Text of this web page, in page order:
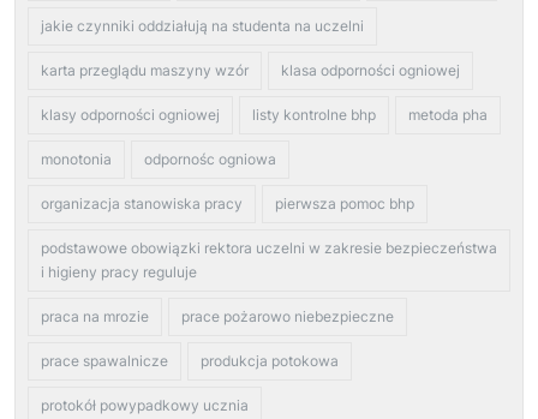
jakie czynniki oddziałują na studenta na uczelni
karta przeglądu maszyny wzór klasa odporności ogniowej
klasy odporności ogniowej listy kontrolne bhp metoda pha
monotonia odpornośc ogniowa
organizacja stanowiska pracy pierwsza pomoc bhp
podstawowe obowiązki rektora uczelni w zakresie bezpieczeństwa
i higieny pracy reguluje
praca na mrozie prace pożarowo niebezpieczne
prace spawalnicze produkcja potokowa
protokół powypadkowy ucznia